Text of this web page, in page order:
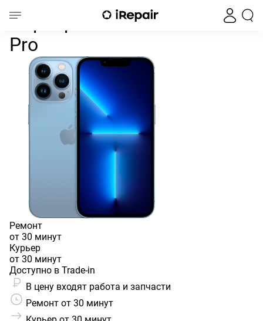
Перепрошить iOS iPhone 13
Перепрошить iOS iPhone 13
Pro
Ремонт
от 30 минут
Курьер
от 30 минут
Доступно в Trade-in
В цену входят работа и запчасти
Ремонт от 30 минут